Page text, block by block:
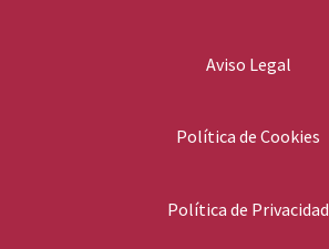
Aviso Legal
Política de Cookies
Política de Privacidad